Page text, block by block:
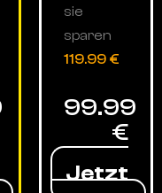
sie
sparen
119.99 €
99.99
€
Jetzt